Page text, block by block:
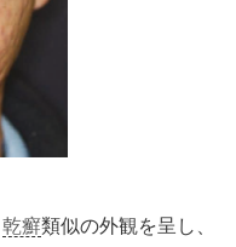
乾癬類似の外観を呈し、